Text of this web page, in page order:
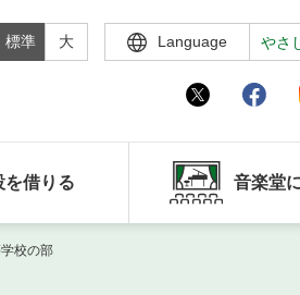
標準 大 Language やさ
を借りる 音楽堂
校の部